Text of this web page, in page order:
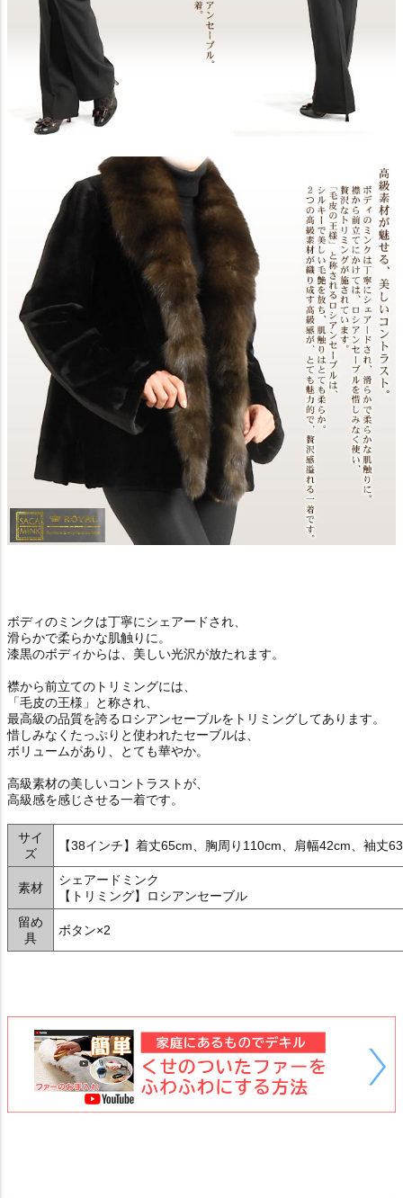
ボディのミンクは丁寧にシェアードされ、
滑らかで柔らかな肌触りに。
漆黒のボディからは、美しい光沢が放たれます。
襟から前立てのトリミングには、
「毛皮の王様」と称され、
最高級の品質を誇るロシアンセーブルをトリミングしてあります。
惜しみなくたっぷりと使われたセーブルは、
ボリュームがあり、とても華やか。
高級素材の美しいコントラストが、
高級感を感じさせる一着です。
サイ
ズ
【38インチ】着丈65cm、胸周り110cm、肩幅42cm、袖丈
素材
シェアードミンク
【トリミング】ロシアンセーブル
留め
具
ボタン×2